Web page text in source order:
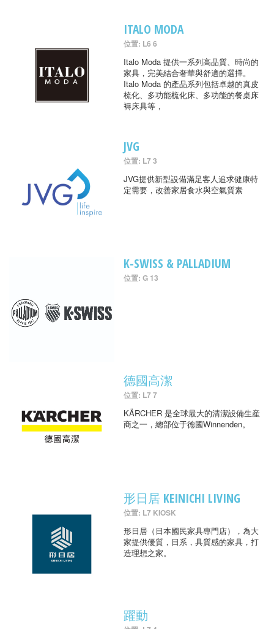
ITALO MODA
位置: L6 6
Italo Moda 提供一系列高品質、時尚的
家具，完美結合奢華與舒適的選擇。
Italo Moda 的產品系列包括卓越的真皮
梳化、多功能梳化床、多功能的餐桌床
褥床具等，
JVG
位置: L7 3
JVG提供新型設備滿足客人追求健康特
定需要，改善家居食水與空氣質素
K-SWISS & PALLADIUM
位置: G 13
德國高潔
位置: L7 7
KÄRCHER 是全球最大的清潔設備生産
商之一，總部位于德國Winnenden。
形日居 KEINICHI LIVING
位置: L7 KIOSK
形日居（日本國民家具專門店），為大
家提供優質，日系，具質感的家具，打
造理想之家。
躍動